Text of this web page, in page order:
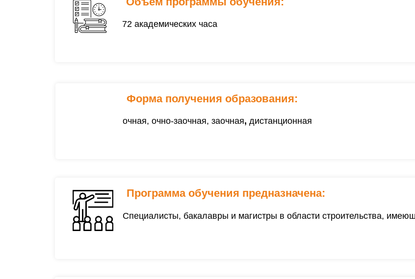
Специалисты, бакалавры и магистры в области строительства,
Программа обучения предназначена:
72 академических часа
очная, очно-заочная, заочная, дистанционная
Форма получения образования: